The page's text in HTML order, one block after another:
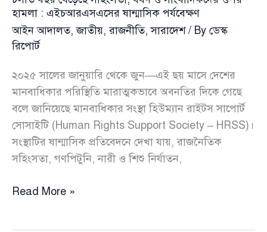
হামলা : এইচআরএসএসের ষান্মাসিক পর্যবেক্ষণ
আইন আদালত,জাতীয়,রাজনীতি,সারাদেশ/ By ডেস্ক
রিপোর্ট
২০২৫ সালের জানুয়ারি থেকে জুন—এই ছয় মাসে দেশের
মানবাধিকার পরিস্থিতি মারাত্মকভাবে অবনতির দিকে গেছে
বলে জানিয়েছে মানবাধিকার সংস্থা হিউম্যান রাইটস সাপোর্ট
সোসাইটি (Human Rights Support Society – HRSS)।
সংস্থাটির ষান্মাসিক প্রতিবেদনে দেখা যায়, রাজনৈতিক
সহিংসতা, গণপিটুনি, নারী ও শিশু নির্যাতন,
চলতি
Read More »